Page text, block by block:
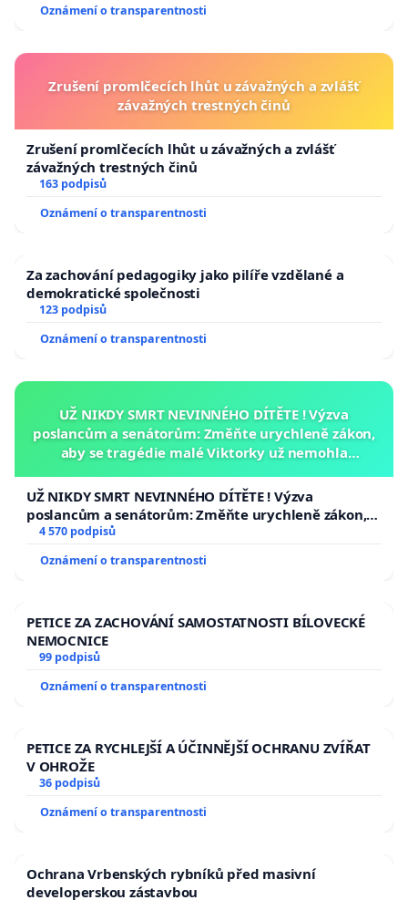
Oznámení o transparentnosti
Zrušení promlčecích lhůt u závažných a zvlášť
závažných trestných činů
Zrušení promlčecích lhůt u závažných a zvlášť
závažných trestných činů
163 podpisů
Oznámení o transparentnosti
Za zachování pedagogiky jako pilíře vzdělané a
demokratické společnosti
123 podpisů
Oznámení o transparentnosti
UŽ NIKDY SMRT NEVINNÉHO DÍTĚTE ! Výzva
poslancům a senátorům: Změňte urychleně zákon,
aby se tragédie malé Viktorky už nemohla
UŽ NIKDY SMRT NEVINNÉHO DÍTĚTE ! Výzva
poslancům a senátorům: Změňte urychleně zákon,
aby se tragédie malé Viktorky už nemohla opakovat!
4 570 podpisů
Oznámení o transparentnosti
PETICE ZA ZACHOVÁNÍ SAMOSTATNOSTI BÍLOVECKÉ
NEMOCNICE
99 podpisů
Oznámení o transparentnosti
PETICE ZA RYCHLEJŠÍ A ÚČINNĚJŠÍ OCHRANU ZVÍŘAT
V OHROŽE
36 podpisů
Oznámení o transparentnosti
Ochrana Vrbenských rybníků před masivní
developerskou zástavbou